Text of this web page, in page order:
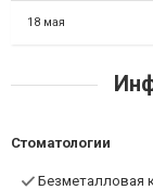
18 мая
Стоматологии
Безметалловая